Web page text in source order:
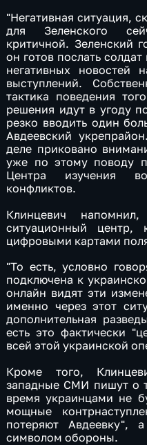
"Негативная ситуация,
для Зеленского
критичной. Зеленский
он готов послать
негативных новостей
выступлений.
тактика поведения
решения идут в угоду
резко вводить один
Авдеевский
деле приковано
уже по этому поводу
Центра изучения
конфликтов.
Клинцевич
ситуационный центр,
цифровыми картами
"То есть, условно
подключена к
онлайн видят эти
именно через этот
дополнительная
есть это фактически
всей этой украинской
Кроме того,
западные СМИ пишут о
время украинцами не
мощные
потеряют
символом обороны.